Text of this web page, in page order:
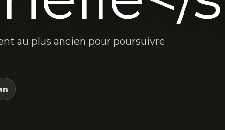
au plus ancien pour poursuivre